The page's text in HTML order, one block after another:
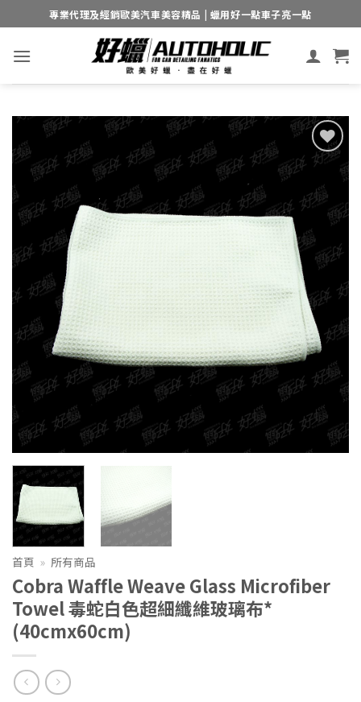
to
content
專業代理及經銷歐美汽車美容精品 | 蠟用好一點車子亮一點
Add to
wishlist
首頁 » 所有商品
Cobra Waffle Weave Glass Microfiber
Towel 毒蛇白色超細纖維玻璃布*
(40cmx60cm)